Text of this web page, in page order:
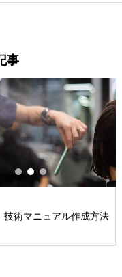
事
アル作成方法